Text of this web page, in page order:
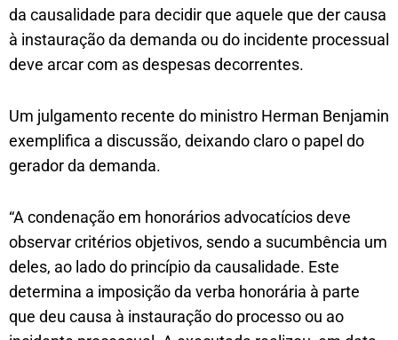
da causalidade para decidir que aquele que der causa
à instauração da demanda ou do incidente processual
deve arcar com as despesas decorrentes.
Um julgamento recente do ministro Herman Benjamin
exemplifica a discussão, deixando claro o papel do
gerador da demanda.
“A condenação em honorários advocatícios deve
observar critérios objetivos, sendo a sucumbência um
deles, ao lado do princípio da causalidade. Este
determina a imposição da verba honorária à parte
que deu causa à instauração do processo ou ao